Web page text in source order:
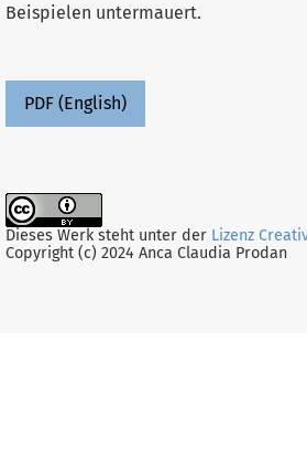
Beispielen untermauert.
PDF (English)
Dieses Werk steht unter der Lizenz
Copyright (c) 2024 Anca Claudia Prodan